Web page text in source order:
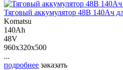
Тяговый аккумулятор 48В 140Ач
Komatsu
140Ah
48V
960x320x500
...
подробнее заказать